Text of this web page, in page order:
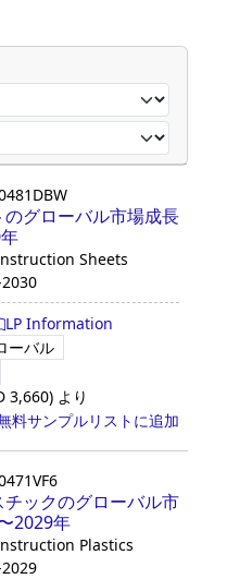
グローバル市場成長
Sheets
LP Information
ーバル
3,660) より
料サンプルリストに追加
ックのグローバル市
2029年
Plastics